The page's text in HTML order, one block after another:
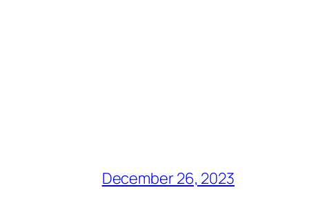
December 26, 2023